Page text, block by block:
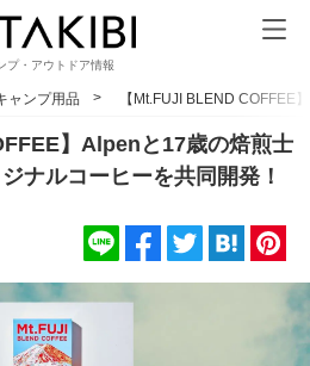
プ・アウトドア情報
ャンプ用品 【Mt.FUJI BLEND
】Alpenと17歳の焙煎士
ナルコーヒーを共同開発！